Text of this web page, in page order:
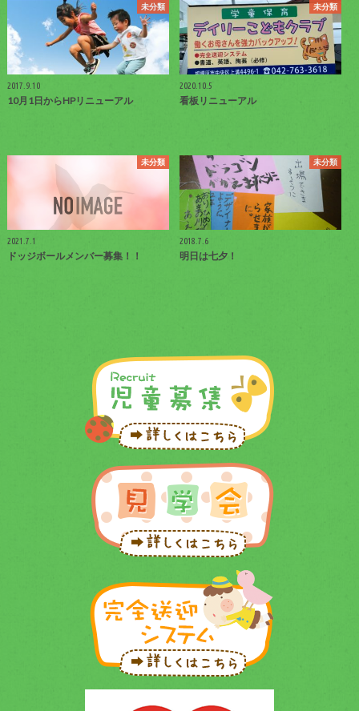
未分類
2017.9.10
10月1日からHPリニューアル
未分類
2020.10.5
看板リニューアル
未分類
2021.7.1
ドッジボールメンバー募集！！
未分類
2018.7.6
明日は七夕！